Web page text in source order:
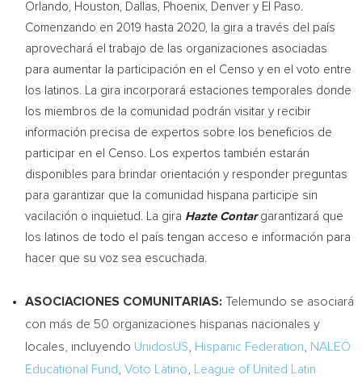
Orlando, Houston, Dallas, Phoenix, Denver y El Paso.
Comenzando en 2019 hasta 2020, la gira a través del país
aprovechará el trabajo de las organizaciones asociadas
para aumentar la participación en el Censo y en el voto entre
los latinos. La gira incorporará estaciones temporales donde
los miembros de la comunidad podrán visitar y recibir
información precisa de expertos sobre los beneficios de
participar en el Censo. Los expertos también estarán
disponibles para brindar orientación y responder preguntas
para garantizar que la comunidad hispana participe sin
vacilación o inquietud. La gira Hazte Contargarantizará que
los latinos de todo el país tengan acceso e información para
hacer que su voz sea escuchada.
ASOCIACIONES COMUNITARIAS: Telemundo se asociará
con más de 50 organizaciones hispanas nacionales y
locales, incluyendo UnidosUS Hispanic Federation
NALEO
Educational Fund
Voto Latino
League of United Latin